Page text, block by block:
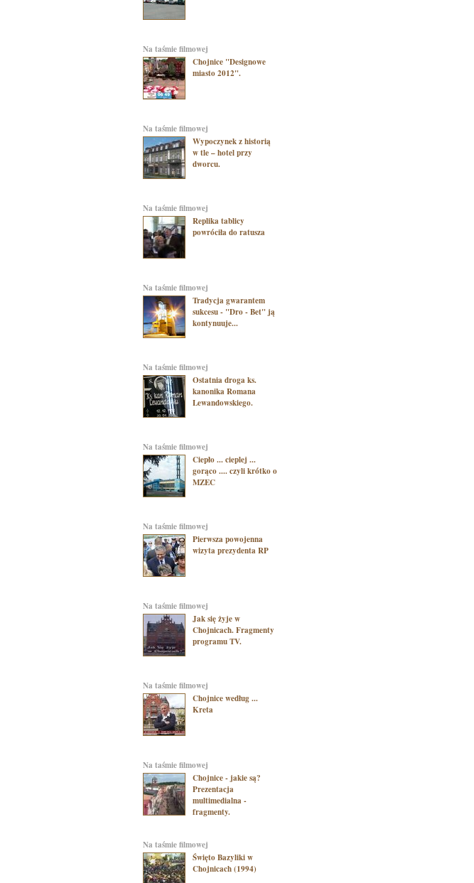
na taśmie filmowej
Chojnice "Designowe
miasto 2012".
na taśmie filmowej
Wypoczynek z historią
w tle – hotel przy
dworcu.
na taśmie filmowej
Replika tablicy
powróciła do ratusza
na taśmie filmowej
Tradycja gwarantem
sukcesu - "Dro - Bet" ją
kontynuuje...
na taśmie filmowej
Ostatnia droga ks.
kanonika Romana
Lewandowskiego.
na taśmie filmowej
Ciepło ... cieplej ...
gorąco .... czyli krótko o
MZEC
na taśmie filmowej
Pierwsza powojenna
wizyta prezydenta RP
na taśmie filmowej
Jak się żyje w
Chojnicach. Fragmenty
programu TV.
na taśmie filmowej
Chojnice według ...
Kreta
na taśmie filmowej
Chojnice - jakie są?
Prezentacja
multimedialna -
fragmenty.
na taśmie filmowej
Święto Bazyliki w
Chojnicach (1994)